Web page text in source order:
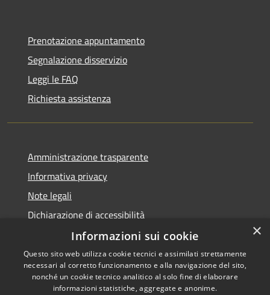
Prenotazione appuntamento
Segnalazione disservizio
Leggi le FAQ
Richiesta assistenza
Amministrazione trasparente
Informativa privacy
Note legali
Dichiarazione di accessibilità
Accessibilità
Copyright © 2026 • Comune di
Guarcino • Powered by
×
Informazioni sui cookie
Questo sito web utilizza cookie tecnici e assimilati strettamente
necessari al corretto funzionamento e alla navigazione del sito,
nonché un cookie tecnico analitico al solo fine di elaborare
informazioni statistiche, aggregate e anonime.